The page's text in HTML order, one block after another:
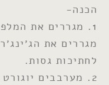
הכנה-
1. מגררים את
מגררים את
לחתיכות גסות.
2. מערבבים